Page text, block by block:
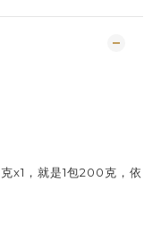
x1，就是1包200克，依